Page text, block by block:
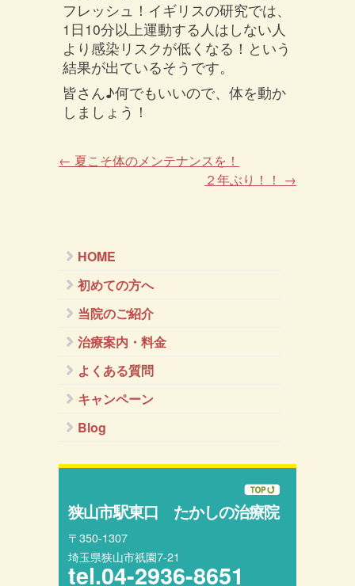
フレッシュ！イギリスの研究では、
1日10分以上運動する人はしない人
より感染リスクが低くなる！という
結果が出ているそうです。
皆さん♪何でもいいので、体を動か
しましょう！
← 夏こそ体のメンテナンスを！
２年ぶり！！ →
HOME
初めての方へ
当院のご紹介
治療案内・料金
よくある質問
キャンペーン
Blog
狭山市駅東口 たかしの治療院
〒350-1307
埼玉県狭山市祇園7-21
tel.04-2936-8651